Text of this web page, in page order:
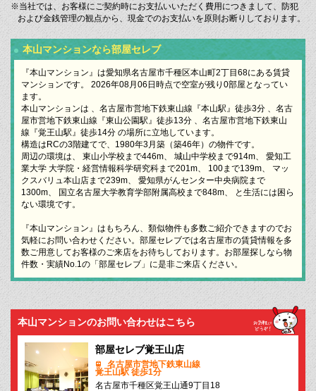
※当社では、お客様にご契約時にお支払いいただく費用につきまして、防犯
および金銭管理の観点から、現金でのお支払いを原則お断りしております。
本山マンションなら部屋セレブ
『本山マンション』は愛知県名古屋市千種区本山町2丁目68にある賃貸
マンションです。 2026年08月06日時点で空室が残り0部屋となってい
ます。
本山マンションは 、名古屋市営地下鉄東山線『本山駅』徒歩3分 、名古
屋市営地下鉄東山線『東山公園駅』徒歩13分 、名古屋市営地下鉄東山
線『覚王山駅』徒歩14分 の場所に立地しています。
構造はRCの3階建てで、1980年3月築（築46年）の物件です。
周辺の環境は、 東山小学校まで446m、 城山中学校まで914m、 愛知工
業大学 大学院・経営情報科学研究科まで201m、 100まで139m、 マッ
クスバリュ本山店まで239m、 愛知県がんセンター中央病院まで
1300m、 国立名古屋大学教育学部附属高校まで848m、 と生活には困ら
ない環境です。
『本山マンション』はもちろん、類似物件も多数ご紹介できますのでお
気軽にお問い合わせください。部屋セレブでは名古屋市の賃貸情報を多
数ご用意してお客様のご来店をお待ちしております。お部屋探しなら物
件数・実績No.1の「部屋セレブ」に是非ご来店ください。
本山マンションのお問い合わせはこちら
部屋セレブ覚王山店
名古屋市営地下鉄東山線
覚王山駅 徒歩1分
名古屋市千種区覚王山通9丁目18